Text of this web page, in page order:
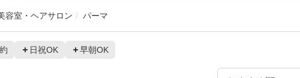
容室・ヘアサロン パーマ
日祝OK 早朝OK